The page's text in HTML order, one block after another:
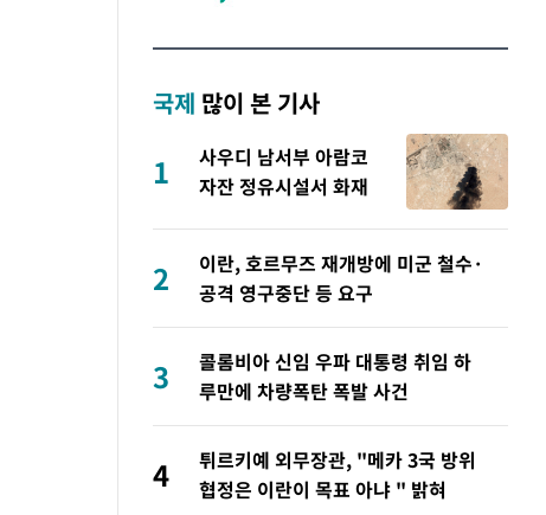
국제 많이 본 기사
1
사우디 남서부 아람코
자잔 정유시설서 화재
2
이란, 호르무즈 재개방에 미군 철수·
공격 영구중단 등 요구
3
콜롬비아 신임 우파 대통령 취임 하
루만에 차량폭탄 폭발 사건
4
튀르키예 외무장관, "메카 3국 방위
협정은 이란이 목표 아냐 " 밝혀